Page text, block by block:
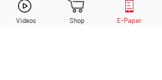
BioNTech Aktie jetzt handeln?